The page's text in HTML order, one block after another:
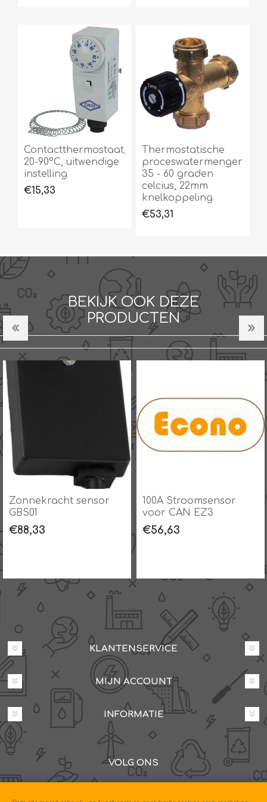
Contactthermostaat,
20-90°C, uitwendige
instelling
€15,33
Thermostatische
proceswatermenger
35 - 60 graden
celcius, 22mm
knelkoppeling
€53,31
BEKIJK OOK DEZE
PRODUCTEN
Zonnekracht sensor
GBS01
€88,33
100A Stroomsensor
voor CAN EZ3
€56,63
KLANTENSERVICE
MIJN ACCOUNT
INFORMATIE
VOLG ONS